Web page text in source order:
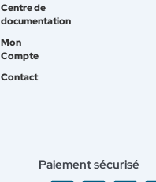
Centre de
documentation
Mon
Compte
Contact
Paiement sécurisé